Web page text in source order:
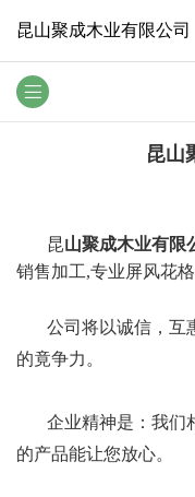
昆山聚成木业有限公司
昆山
昆山聚成木业有限
销售加工,专业屏风花
公司将以诚信，互
的竟争力。
企业精神是：我们
的产品能让您放心。